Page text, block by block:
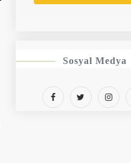
Sosyal Medya